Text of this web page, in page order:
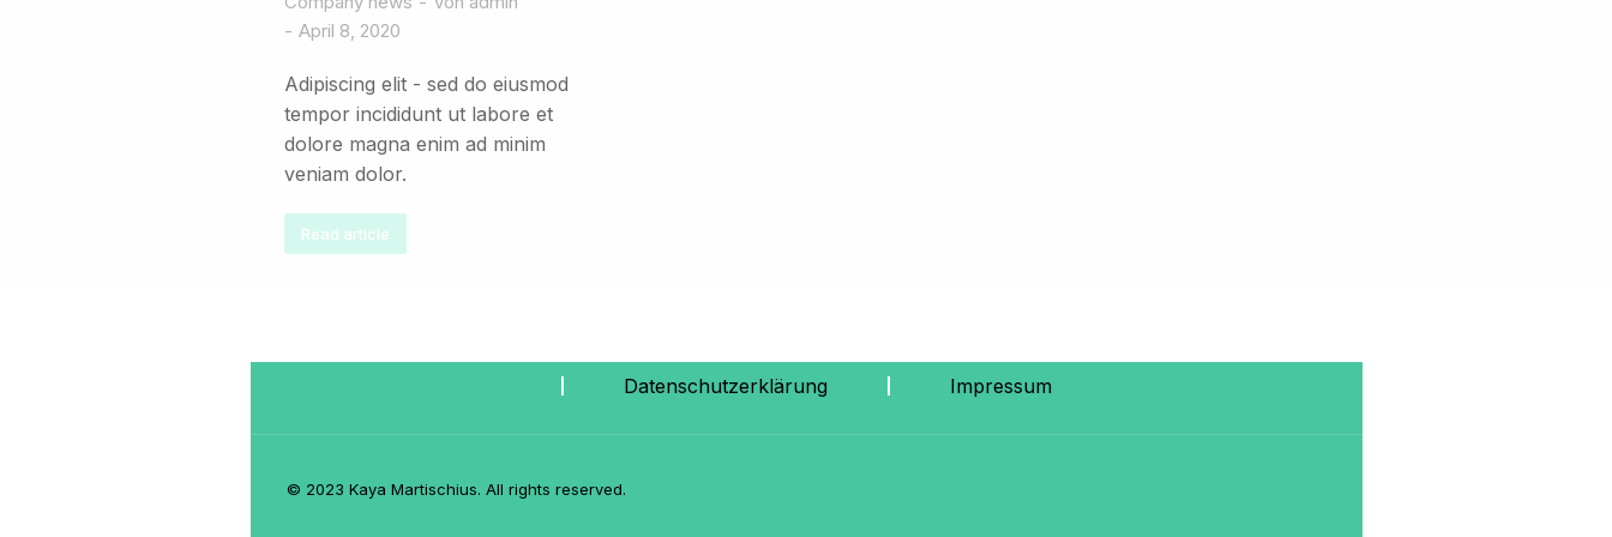
April 8, 2020
Adipiscing elit - sed do eiusmod
tempor incididunt ut labore et
dolore magna enim ad minim
veniam dolor.
Read article
Datenschutzerklärung Impressum
© 2023 Kaya Martischius. All rights reserved.